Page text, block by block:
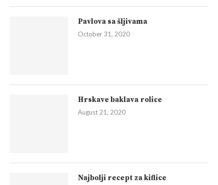
Pavlova sa šljivama
October 31, 2020
Hrskave baklava rolice
August 21, 2020
Najbolji recept za kiflice